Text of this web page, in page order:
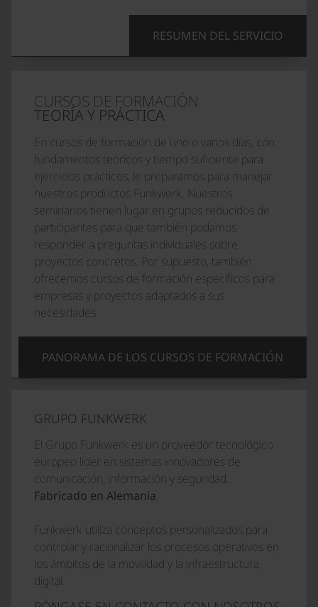
RESUMEN DEL SERVICIO
CURSOS DE FORMACIÓN
TEORÍA Y PRÁCTICA
En cursos de formación de uno o varios días, con
fundamentos teóricos y tiempo suficiente para
ejercicios prácticos, le preparamos para manejar
nuestros productos Funkwerk. Nuestros
seminarios tienen lugar en grupos reducidos de
participantes para que también podamos
responder a preguntas individuales sobre
proyectos concretos. Por supuesto, también
ofrecemos cursos de formación específicos para
empresas y proyectos adaptados a sus
necesidades.
PANORAMA DE LOS CURSOS DE FORMACIÓN
GRUPO FUNKWERK
El Grupo Funkwerk es un proveedor tecnológico
europeo líder en sistemas innovadores de
comunicación, información y seguridad.
Fabricado en Alemania.
Funkwerk utiliza conceptos personalizados para
controlar y racionalizar los procesos operativos en
los ámbitos de la movilidad y la infraestructura
digital.